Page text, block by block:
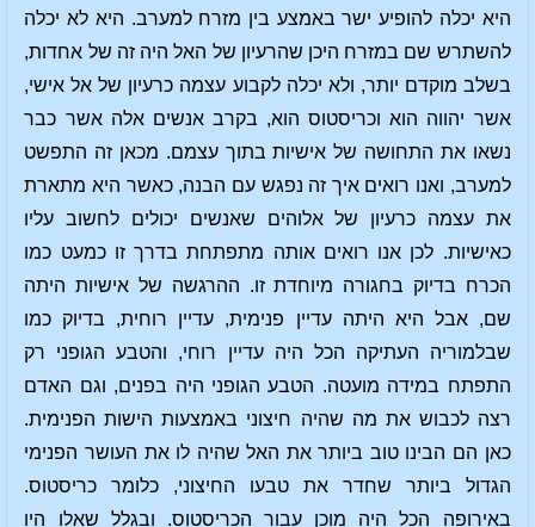
היא יכלה להופיע ישר באמצע בין מזרח למערב. היא לא יכלה
להשתרש שם במזרח היכן שהרעיון של האל היה זה של אחדות,
בשלב מוקדם יותר, ולא יכלה לקבוע עצמה כרעיון של אל אישי,
אשר יהווה הוא וכריסטוס הוא, בקרב אנשים אלה אשר כבר
נשאו את התחושה של אישיות בתוך עצמם. מכאן זה התפשט
למערב, ואנו רואים איך זה נפגש עם הבנה, כאשר היא מתארת
את עצמה כרעיון של אלוהים שאנשים יכולים לחשוב עליו
כאישיות. לכן אנו רואים אותה מתפתחת בדרך זו כמעט כמו
הכרח בדיוק בחגורה מיוחדת זו. ההרגשה של אישיות היתה
שם, אבל היא היתה עדיין פנימית, עדיין רוחית, בדיוק כמו
שבלמוריה העתיקה הכל היה עדיין רוחי, והטבע הגופני רק
התפתח במידה מועטה. הטבע הגופני היה בפנים, וגם האדם
רצה לכבוש את מה שהיה חיצוני באמצעות הישות הפנימית.
כאן הם הבינו טוב ביותר את האל שהיה לו את העושר הפנימי
הגדול ביותר שחדר את טבעו החיצוני, כלומר כריסטוס.
באירופה הכל היה מוכן עבור הכריסטוס. ובגלל שאלו היו